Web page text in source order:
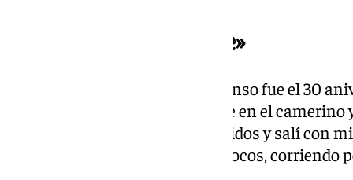
«Una piña envidiable»
Ascenso del Málaga: “En el ascenso fue el 30
estábamos sin hablar con nadie en el
tocó salir ya estábamos ascendidos y salí con
marcó el Málaga nos volvimos locos, corriendo